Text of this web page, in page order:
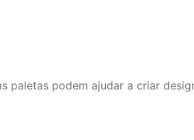
paletas podem ajudar a criar